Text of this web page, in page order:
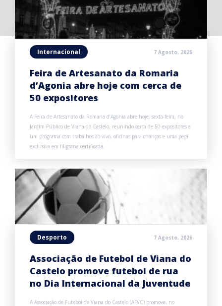
Internacional 7 Agosto, 2026
Feira de Artesanato da Romaria
d’Agonia abre hoje com cerca de
50 expositores
A Feira de Artesanato da Romaria d’Agonia abre hoje, sexta-feira, no
Jardim Público de Viana do Castelo, reunindo cerca de 50 expositores e
um programa com trabalhos ao vivo, oficinas para crianças e uma peça
exclusiva em filigrana certificada.
Desporto 7 Agosto, 2026
Associação de Futebol de Viana do
Castelo promove futebol de rua
no Dia Internacional da Juventude
A Associação de Futebol de Viana do Castelo (AFVC) promove, no